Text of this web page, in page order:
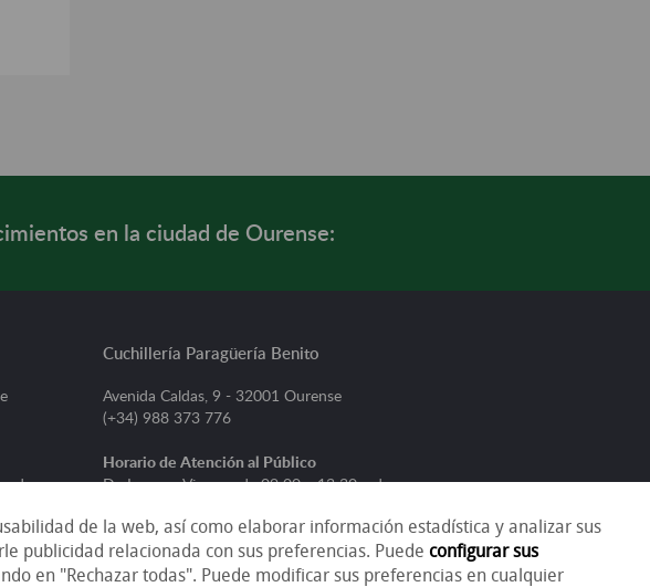
en la ciudad de Ourense:
y de
Cuchillería Paragüería Benito
Avenida Caldas, 9 - 32001 Ourense
(+34) 988 373 776
Horario de Atención al Público
De Lunes a Viernes, de 09:00 a 13:30 y de
Sábados, de 09:30 a 13:30
de la web, así como elaborar información estadística y analizar sus
publicidad relacionada con sus preferencias. Puede configurar sus
en "Rechazar todas". Puede modificar sus preferencias en cualquier